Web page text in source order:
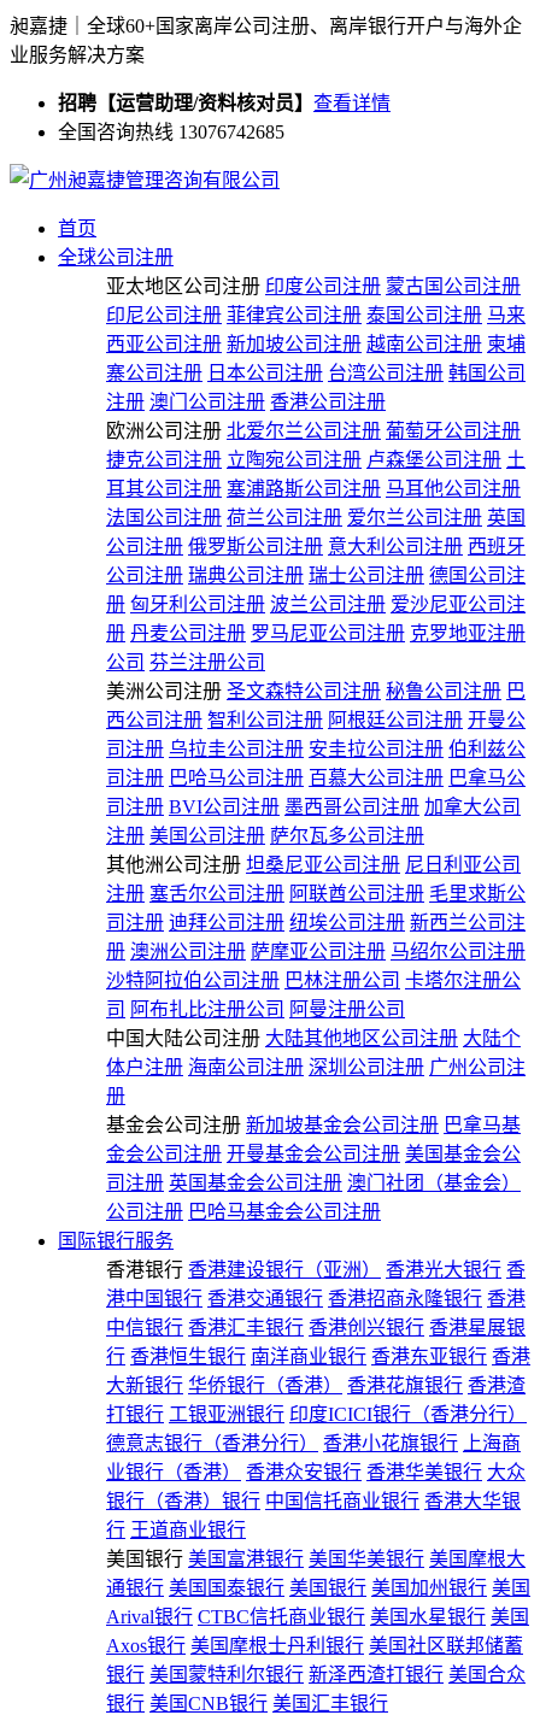
昶嘉捷｜全球60+国家离岸公司注册、离岸银行开户与海外企
业服务解决方案
招聘【运营助理/资料核对员】 查看详情
全国咨询热线 13076742685
首页
全球公司注册
亚太地区公司注册 印度公司注册 蒙古国公司注册
印尼公司注册 菲律宾公司注册 泰国公司注册 马来
西亚公司注册 新加坡公司注册 越南公司注册 柬埔
寨公司注册 日本公司注册 台湾公司注册 韩国公司
注册 澳门公司注册 香港公司注册
欧洲公司注册 北爱尔兰公司注册 葡萄牙公司注册
捷克公司注册 立陶宛公司注册 卢森堡公司注册 土
耳其公司注册 塞浦路斯公司注册 马耳他公司注册
法国公司注册 荷兰公司注册 爱尔兰公司注册 英国
公司注册 俄罗斯公司注册 意大利公司注册 西班牙
公司注册 瑞典公司注册 瑞士公司注册 德国公司注
册 匈牙利公司注册 波兰公司注册 爱沙尼亚公司注
册 丹麦公司注册 罗马尼亚公司注册 克罗地亚注册
公司 芬兰注册公司
美洲公司注册 圣文森特公司注册 秘鲁公司注册 巴
西公司注册 智利公司注册 阿根廷公司注册 开曼公
司注册 乌拉圭公司注册 安圭拉公司注册 伯利兹公
司注册 巴哈马公司注册 百慕大公司注册 巴拿马公
司注册 BVI公司注册 墨西哥公司注册 加拿大公司
注册 美国公司注册 萨尔瓦多公司注册
其他洲公司注册 坦桑尼亚公司注册 尼日利亚公司
注册 塞舌尔公司注册 阿联酋公司注册 毛里求斯公
司注册 迪拜公司注册 纽埃公司注册 新西兰公司注
册 澳洲公司注册 萨摩亚公司注册 马绍尔公司注册
沙特阿拉伯公司注册 巴林注册公司 卡塔尔注册公
司 阿布扎比注册公司 阿曼注册公司
中国大陆公司注册 大陆其他地区公司注册 大陆个
体户注册 海南公司注册 深圳公司注册 广州公司注
册
基金会公司注册 新加坡基金会公司注册 巴拿马基
金会公司注册 开曼基金会公司注册 美国基金会公
司注册 英国基金会公司注册 澳门社团（基金会）
公司注册 巴哈马基金会公司注册
国际银行服务
香港银行 香港建设银行（亚洲） 香港光大银行 香
港中国银行 香港交通银行 香港招商永隆银行 香港
中信银行 香港汇丰银行 香港创兴银行 香港星展银
行 香港恒生银行 南洋商业银行 香港东亚银行 香港
大新银行 华侨银行（香港） 香港花旗银行 香港渣
打银行 工银亚洲银行 印度ICICI银行（香港分行）
德意志银行（香港分行）
香港小花旗银行
上海商
业银行（香港）
香港众安银行 香港华美银行 大众
银行（香港）银行 中国信托商业银行 香港大华银
行 王道商业银行
美国银行 美国富港银行 美国华美银行 美国摩根大
通银行 美国国泰银行 美国银行 美国加州银行 美国
Arival银行 CTBC信托商业银行 美国水星银行 美国
Axos银行 美国摩根士丹利银行 美国社区联邦储蓄
银行 美国蒙特利尔银行 新泽西渣打银行 美国合众
银行 美国CNB银行 美国汇丰银行